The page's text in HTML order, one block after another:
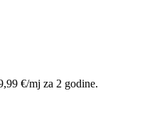
€/mj za 2 godine.